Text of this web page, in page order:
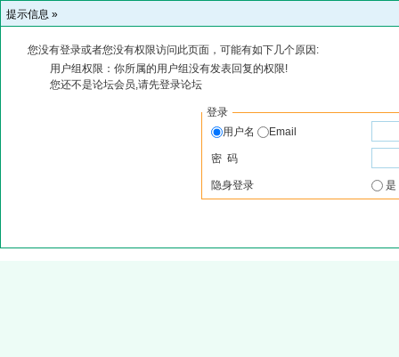
提示信息 »
您没有登录或者您没有权限访问此页面，可能有如下几个原因:
用户组权限：你所属的用户组没有发表回复的权限!
您还不是论坛会员,请先登录论坛
登录
用户名
Email
密 码
隐身登录